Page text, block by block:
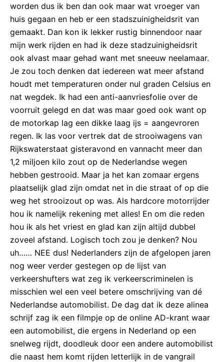
worden dus ik ben dan ook maar wat vroeger van
huis gegaan en heb er een stadszuinigheidsrit van
gemaakt. Dan kon ik lekker rustig binnendoor naar
mijn werk rijden en had ik deze stadzuinigheidsrit
ook alvast maar gehad want met sneeuw neelamaar.
Je zou toch denken dat iedereen wat meer afstand
houdt met temperaturen onder nul graden Celsius en
nat wegdek. Ik had een anti-aanvriesfolie over de
voorruit gelegd en dat was maar goed ook want op
de motorkap lag een dikke laag ijs = aangevroren
regen. Ik las voor vertrek dat de strooiwagens van
Rijkswaterstaat gisteravond en vannacht meer dan
1,2 miljoen kilo zout op de Nederlandse wegen
hebben gestrooid. Maar ja het kan zomaar ergens
plaatselijk glad zijn omdat net in die straat of op die
weg het strooizout op was. Als hardcore motorrijder
hou ik namelijk rekening met alles! En om die reden
hou ik als het vriest en glad kan zijn altijd dubbel
zoveel afstand. Logisch toch zou je denken? Nou
uh…… NEE dus! Nederlanders zijn de afgelopen jaren
nog weer verder gestegen op de lijst van
verkeershufters wat zeg ik verkeerscriminelen is
misschien wel een veel betere omschrijving van dé
Nederlandse automobilist. De dag dat ik deze alinea
schrijf zag ik een filmpje op de online AD-krant waar
een automobilist, die ergens in Nederland op een
snelweg rijdt, doodleuk door een andere automobilist
die naast hem komt rijden letterlijk in de vangrail